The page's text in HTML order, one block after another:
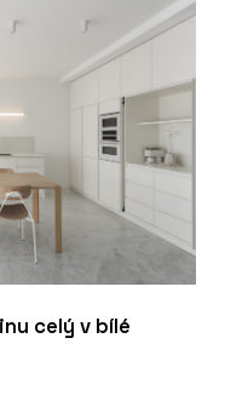
celý v bílé